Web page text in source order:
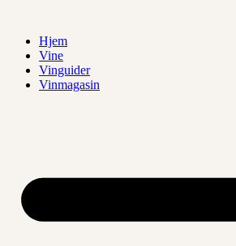
indholdHjem
Vine
Vinguider
Vinmagasin